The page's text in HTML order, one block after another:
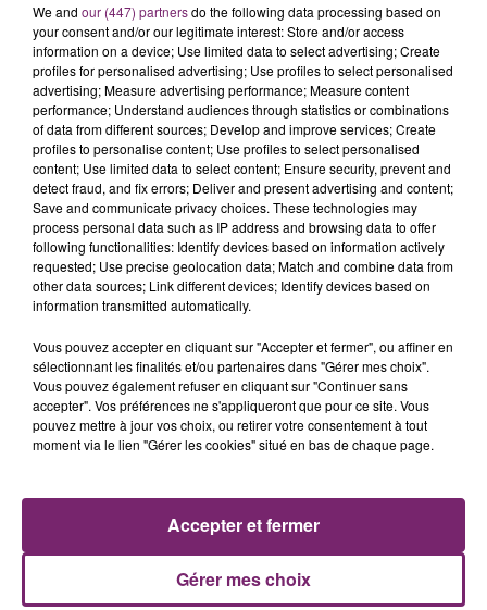
Afficher l'élément
Publié : 16 décembre 2015 à 17h19
Kids United - On Ecrit Sur Les Murs (Clip Officiel) -
Disponible sur iTunes :http://bit.ly/OESLM- 1er extrait
de l'album "Un Monde Meilleur" disponible maintenant
http://rldd.co/UnMondeMeilleur- Kids United : Carla,
Erza, Esteban, Gabriel, Gloria, Nilusi. Plus d'infos
surhttp://facebook.com/WeAreKidsUnitedethttp://
ACTUS RADIO
PODCASTS
JEUX
PHOTOS PUBLICITÉ
We and our (447) partnersdo the following data processing based on
your consent and/or our legitimate interest: Store and/or access
information on a device; Use limited data to select advertising; Create
profiles for personalised advertising; Use profiles to select personalised
advertising; Measure advertising performance; Measure content
performance; Understand audiences through statistics or combinations
of data from different sources; Develop and improve services; Create
profiles to personalise content; Use profiles to select personalised
content; Use limited data to select content; Ensure security, prevent and
detect fraud, and fix errors; Deliver and present advertising and content;
Save and communicate privacy choices. These technologies may
process personal data such as IP address and browsing data to offer
following functionalities: Identify devices based on information actively
requested; Use precise geolocation data; Match and combine data from
other data sources; Link different devices; Identify devices based on
information transmitted automatically.
Vous pouvez accepter en cliquant sur "Accepter et fermer", ou affiner en
sélectionnant les finalités et/ou partenaires dans "Gérer mes choix".
Vous pouvez également refuser en cliquant sur "Continuer sans
accepter". Vos préférences ne s'appliqueront que pour ce site. Vous
pouvez mettre à jour vos choix, ou retirer votre consentement à tout
moment via le lien "Gérer les cookies" situé en bas de chaque page.
Gérer mes choix
Accepter et fermer